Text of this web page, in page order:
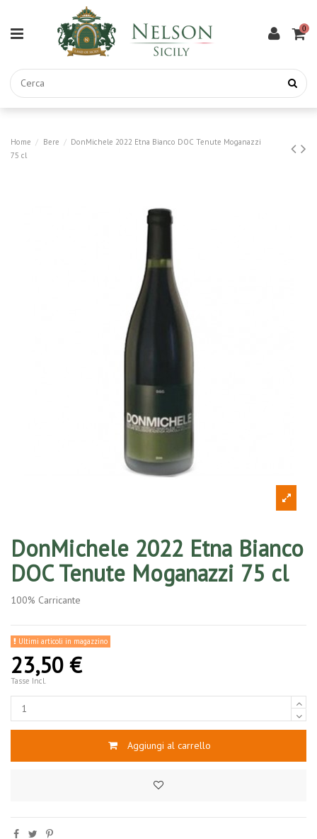
0
Home Bere
DonMichele 2022 Etna Bianco DOC Tenute Moganazzi
75 cl
DonMichele 2022 Etna Bianco
DOC Tenute Moganazzi 75 cl
100% Carricante
Ultimi articoli in magazzino
23,50 €
Tasse Incl.
Aggiungi al carrello